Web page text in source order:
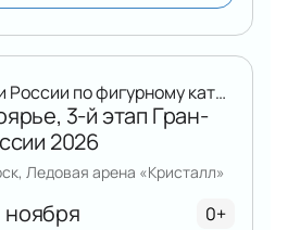
ноября
Гран-при России по фигурному катанию
3-й этап Гран-
2026
Ледовая арена «Кристалл»
0+